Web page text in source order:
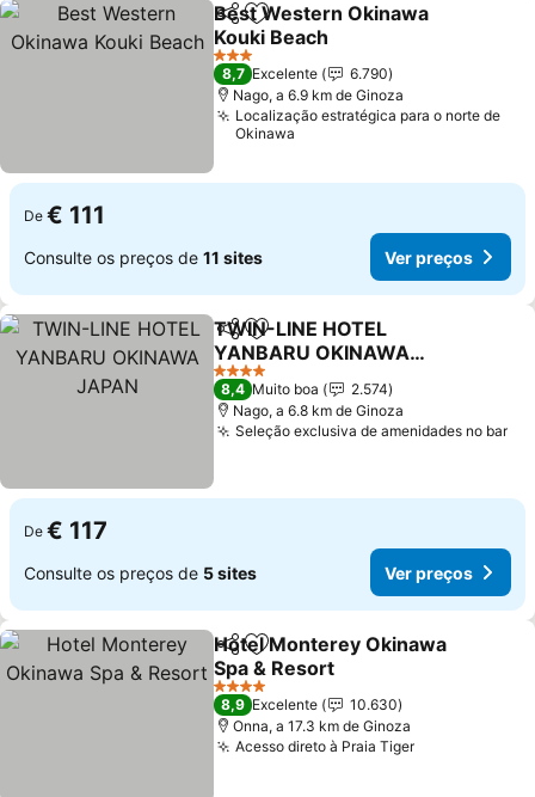
PartilharAdicionar aos favoritos
Best Western Okinawa
Kouki Beach
Ver preços
3 Estrelas
8,7 Excelente
6.790
Nago, a 6.9 km de Ginoza
Localização estratégica para o norte de
Okinawa
De € 111
Consulte os preços de 11 sites Ver preços
PartilharAdicionar aos favoritos
TWIN-LINE HOTEL
YANBARU OKINAWA
JAPAN
Ver preços
4 Estrelas
8,4 Muito boa
2.574
Nago, a 6.8 km de Ginoza
Seleção exclusiva de amenidades no bar
De € 117
Consulte os preços de 5 sites Ver preços
PartilharAdicionar aos favoritos
Hotel Monterey Okinawa
Spa & Resort
Ver preços
4 Estrelas
8,9 Excelente
10.630
Onna, a 17.3 km de Ginoza
Acesso direto à Praia TigerVer preços